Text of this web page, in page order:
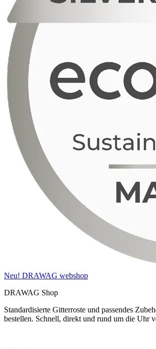
Neu! DRAWAG webshop
DRAWAG Shop
Standardisierte Gitterroste und passendes
bestellen. Schnell, direkt und rund um die Uhr